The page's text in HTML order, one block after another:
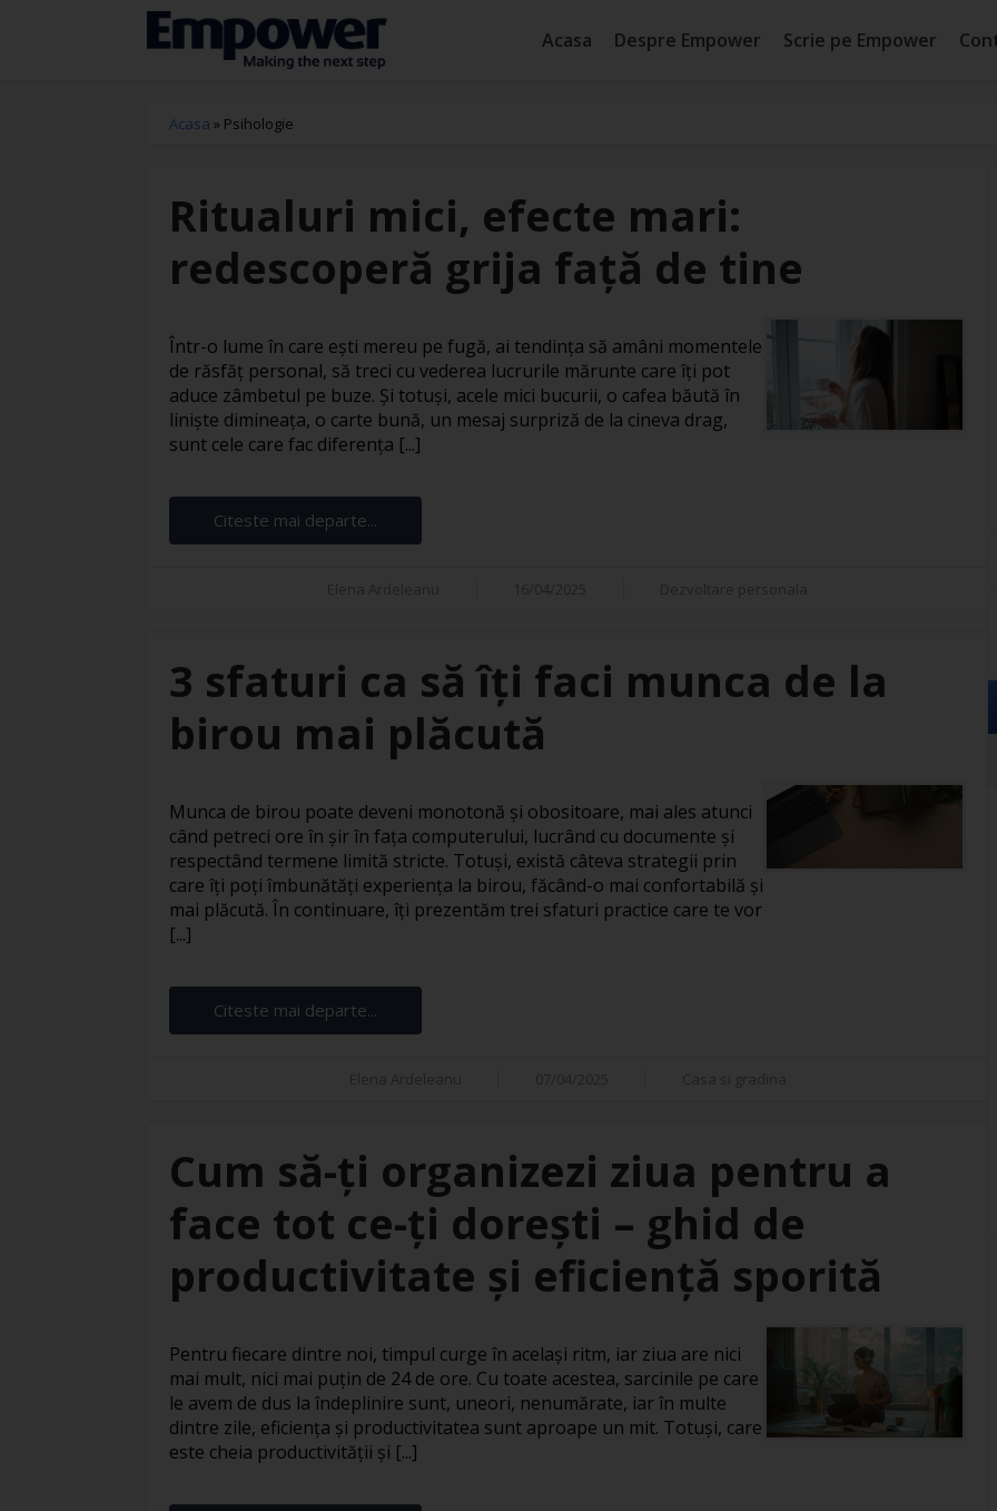
Acasa Despre Empower Scrie pe Empower
Acasa » Psihologie
Ritualuri mici, efecte mari:
redescoperă grija față de tine
Într-o lume în care ești mereu pe fugă, ai tendința să amâni momentele
de răsfăț personal, să treci cu vederea lucrurile mărunte care îți pot
aduce zâmbetul pe buze. Și totuși, acele mici bucurii, o cafea băută în
liniște dimineața, o carte bună, un mesaj surpriză de la cineva drag,
sunt cele care fac diferența [...]
Citeste mai departe...
3 sfaturi ca să îți faci munca de la
birou mai plăcută
Munca de birou poate deveni monotonă și obositoare, mai ales atunci
când petreci ore în șir în fața computerului, lucrând cu documente și
respectând termene limită stricte. Totuși, există câteva strategii prin
care îți poți îmbunătăți experiența la birou, făcând-o mai confortabilă și
mai plăcută. În continuare, îți prezentăm trei sfaturi practice care te vor
[...]
Citeste mai departe...
Cum să-ți organizezi ziua pentru a
face tot ce-ți dorești – ghid de
productivitate și eficiență sporită
Pentru fiecare dintre noi, timpul curge în același ritm, iar ziua are nici
mai mult, nici mai puțin de 24 de ore. Cu toate acestea, sarcinile pe care
le avem de dus la îndeplinire sunt, uneori, nenumărate, iar în multe
dintre zile, eficiența și productivitatea sunt aproape un mit. Totuși, care
este cheia productivității și [...]